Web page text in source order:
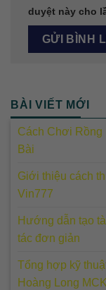
duyệt này cho
BÀI VIẾT MỚI
Cách Chơi Rồng
Bài
Giới thiệu cách
Vin777
Hướng dẫn tạo
tác đơn giản
Tổng hợp kỹ
Hoàng Long MCK